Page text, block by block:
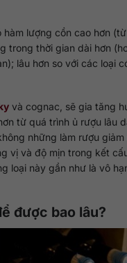
hàm lượng cồn cao hơn
trong thời gian dài hơn
lâu hơn so với các loại
và cognac, sẽ gia tăng
từ quá trình ủ rượu lâu
những làm rượu
vị và độ mịn trong kết
loại này gần như là vô
được bao lâu?